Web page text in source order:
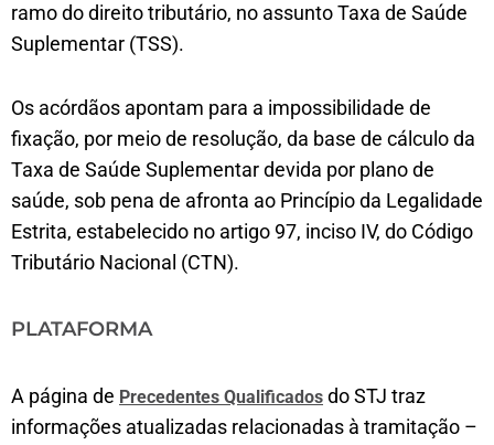
ramo do direito tributário, no assunto Taxa de Saúde
Suplementar (TSS).
Os acórdãos apontam para a impossibilidade de
fixação, por meio de resolução, da base de cálculo da
Taxa de Saúde Suplementar devida por plano de
saúde, sob pena de afronta ao Princípio da Legalidade
Estrita, estabelecido no artigo 97, inciso IV, do Código
Tributário Nacional (CTN).
PLATAFORMA
A página de Precedentes Qualificados do STJ traz
informações atualizadas relacionadas à tramitação –